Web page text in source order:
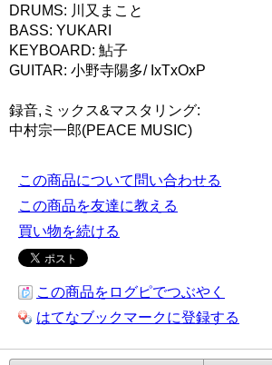
DRUMS: 川又まこと
BASS: YUKARI
KEYBOARD: 鮎子
GUITAR: 小野寺陽多/ IxTxOxP
録音,ミックス&マスタリング:
中村宗一郎(PEACE MUSIC)
この商品について問い合わせる
この商品を友達に教える
買い物を続ける
この商品をログピでつぶやく
はてなブックマークに登録する